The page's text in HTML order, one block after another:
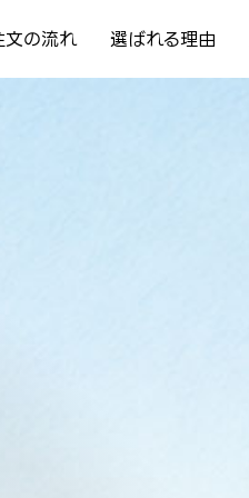
文の流れ 選ばれる理由